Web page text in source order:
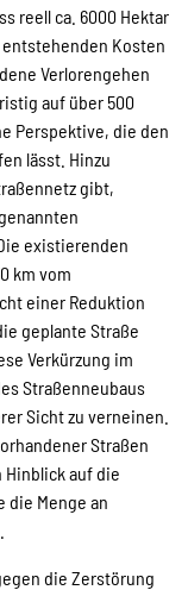
reell ca. 6000 Hektar
Kosten
Verlorengehen
auf über 500
Perspektive, die den
lässt. Hinzu
gibt,
existierenden
km vom
einer Reduktion
geplante Straße
Verkürzung im
Straßenneubaus
Sicht zu verneinen.
Straßen
auf die
Menge an
die Zerstörung